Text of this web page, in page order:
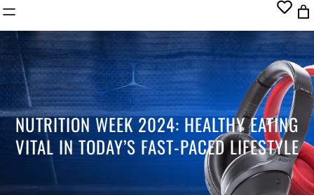
h e
c
t
a
c
a
t
e
g
NUTRITION WEEK 2024: HEALTHY EATING
VITAL IN TODAY’S FAST-PACED LIFESTYLE